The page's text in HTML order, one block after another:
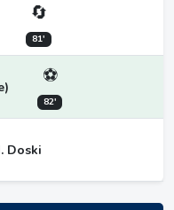
🔄
81'
⚽
82'
Doski